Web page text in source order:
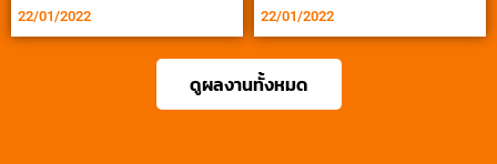
22/01/2022 22/01/2022
ดูผลงานทั้งหมด